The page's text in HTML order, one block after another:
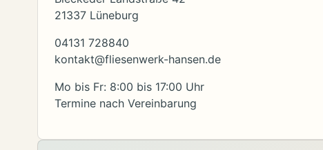
21337 Lüneburg
04131 728840
kontakt@fliesenwerk-hansen.de
Mo bis Fr: 8:00 bis 17:00 Uhr
Termine nach Vereinbarung